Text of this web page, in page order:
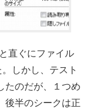
直ぐにファイル
しかし、テスト
たのだが、１つめ
後半のシークは正